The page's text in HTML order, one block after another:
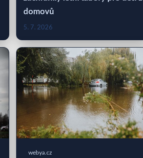
domovů
5. 7. 2026
webya.cz